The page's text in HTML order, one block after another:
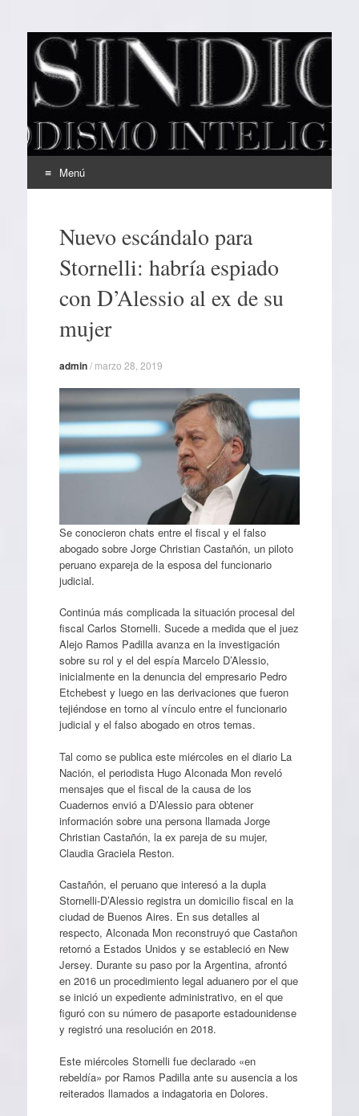
EL SINDICAL
Periodismo Inteligente
Menú
contenidoNuevo escándalo para
Stornelli: habría espiado
con D’Alessio al ex de su
mujer
admin/ marzo 28, 2019
Se conocieron chats entre el fiscal y el falso
abogado sobre Jorge Christian Castañón, un piloto
peruano expareja de la esposa del funcionario
judicial.
Continúa más complicada la situación procesal del
fiscal Carlos Stornelli. Sucede a medida que el juez
Alejo Ramos Padilla avanza en la investigación
sobre su rol y el del espía Marcelo D’Alessio,
inicialmente en la denuncia del empresario Pedro
Etchebest y luego en las derivaciones que fueron
tejiéndose en torno al vínculo entre el funcionario
judicial y el falso abogado en otros temas.
Tal como se publica este miércoles en el diario La
Nación, el periodista Hugo Alconada Mon reveló
mensajes que el fiscal de la causa de los
Cuadernos envió a D’Alessio para obtener
información sobre una persona llamada Jorge
Christian Castañón, la ex pareja de su mujer,
Claudia Graciela Reston.
Castañón, el peruano que interesó a la dupla
Stornelli-D’Alessio registra un domicilio fiscal en la
ciudad de Buenos Aires. En sus detalles al
respecto, Alconada Mon reconstruyó que Castañon
retornó a Estados Unidos y se estableció en New
Jersey. Durante su paso por la Argentina, afrontó
en 2016 un procedimiento legal aduanero por el que
se inició un expediente administrativo, en el que
figuró con su número de pasaporte estadounidense
y registró una resolución en 2018.
Este miércoles Stornelli fue declarado «en
rebeldía» por Ramos Padilla ante su ausencia a los
reiterados llamados a indagatoria en Dolores.